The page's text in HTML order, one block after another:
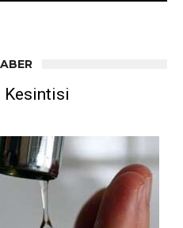
Kesintisi